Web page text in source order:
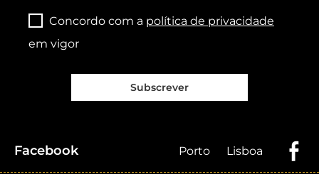
Concordo com a política de privacidade
em vigor
Subscrever
Facebook Porto Lisboa